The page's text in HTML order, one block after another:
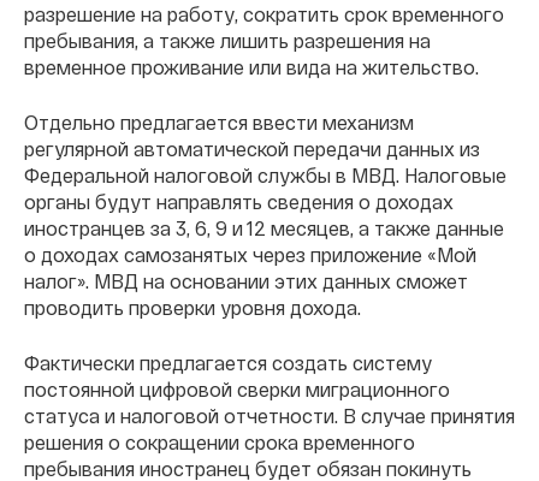
разрешение на работу, сократить срок временного
пребывания, а также лишить разрешения на
временное проживание или вида на жительство.
Отдельно предлагается ввести механизм
регулярной автоматической передачи данных из
Федеральной налоговой службы в МВД. Налоговые
органы будут направлять сведения о доходах
иностранцев за 3, 6, 9 и 12 месяцев, а также данные
о доходах самозанятых через приложение «Мой
налог». МВД на основании этих данных сможет
проводить проверки уровня дохода.
Фактически предлагается создать систему
постоянной цифровой сверки миграционного
статуса и налоговой отчетности. В случае принятия
решения о сокращении срока временного
пребывания иностранец будет обязан покинуть